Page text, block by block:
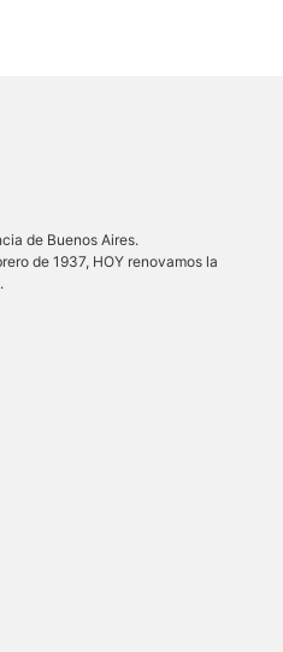
de Buenos Aires.
de 1937, HOY renovamos la